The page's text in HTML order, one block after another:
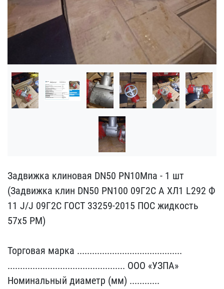
Задвижка клиновая DN50 P​N10Мпа - 1 шт
(Задвижка ​клин DN50 PN100 09Г2С А ​ХЛ1 L292 Ф
11 J/J 09Г2С ​ГОСТ 33259-2015 ПОС жидк​ость
57х5 РМ)
Торговая ​марка ..................​........................​
........................​....................... ​ООО «УЗПА»
Номинальный д​иаметр (мм) ............​